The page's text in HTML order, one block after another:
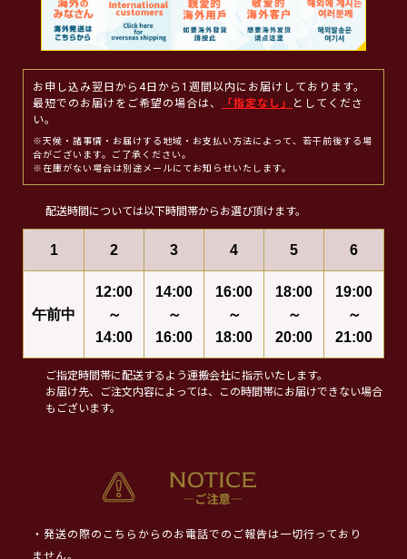
お申し込み翌日から4日から1週間以内にお届けしております。
最短でのお届けをご希望の場合は、
「指定なし」
としてくださ
い。
※天候・諸事情・お届けする地域・お支払い方法によって、若干前後する場
合がございます。ご了承ください。
※在庫がない場合は別途メールにてお知らせいたします。
配送時間については以下時間帯からお選び頂けます。
1 2 3 4 5 6
午前中
12:00
～
14:00
14:00
～
16:00
16:00
～
18:00
18:00
～
20:00
19:00
～
21:00
ご指定時間帯に配送するよう運搬会社に指示いたします。
お届け先、ご注文内容によっては、この時間帯にお届けできない場合
もございます。
・発送の際のこちらからのお電話でのご報告は一切行っており
ません。